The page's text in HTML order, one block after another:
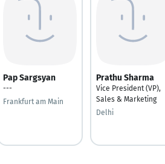
Pap Sargsyan
---
Frankfurt am Main
Prathu Sharma
Vice President (VP),
Sales & Marketing
Delhi